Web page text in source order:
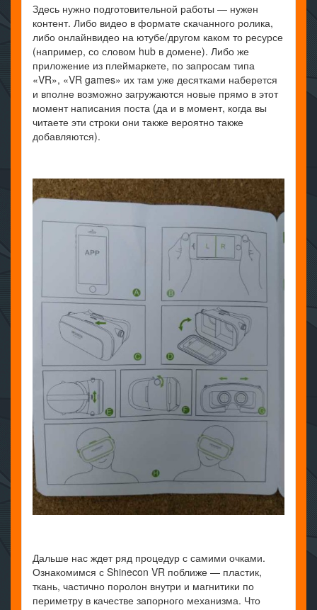
Здесь нужно подготовительной работы — нужен
контент. Либо видео в формате скачанного ролика,
либо онлайнвидео на ютубе/другом каком то ресурсе
(например, со словом hub в домене). Либо же
приложение из плеймаркете, по запросам типа
«VR», «VR games» их там уже десятками наберется
и вполне возможно загружаются новые прямо в этот
момент написания поста (да и в момент, когда вы
читаете эти строки они также вероятно также
добавляются).
Дальше нас ждет ряд процедур с самими очками.
Ознакомимся с Shinecon VR поближе — пластик,
ткань, частично поролон внутри и магнитики по
периметру в качестве запорного механизма. Что